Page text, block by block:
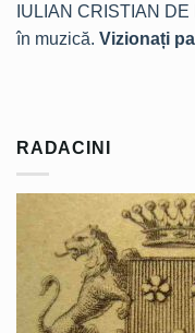
IULIAN CRISTIAN
în muzică. Vizionați
RADACINI